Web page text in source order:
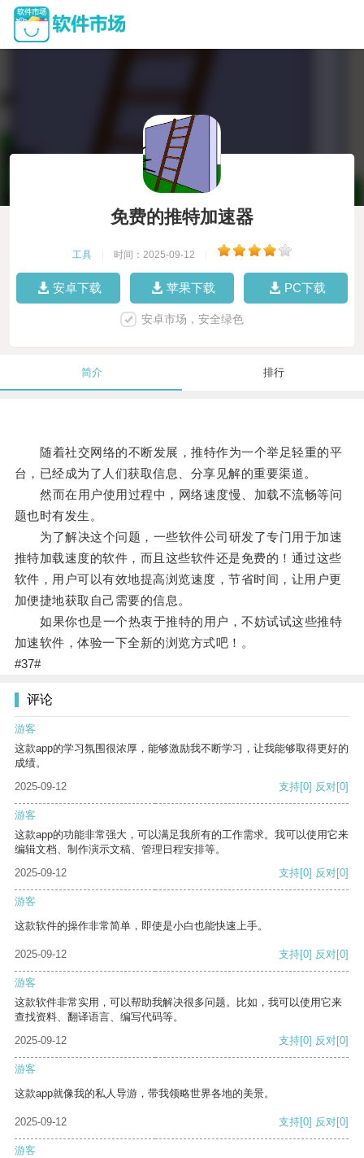
免费的推特加速器
工具 时间：2025-09-12
安卓下载 苹果下载 PC下载
安卓市场，安全绿色
简介 排行
随着社交网络的不断发展，推特作为一个举足轻重的平
台，已经成为了人们获取信息、分享见解的重要渠道。
然而在用户使用过程中，网络速度慢、加载不流畅等问
题也时有发生。
为了解决这个问题，一些软件公司研发了专门用于加速
推特加载速度的软件，而且这些软件还是免费的！通过这些
软件，用户可以有效地提高浏览速度，节省时间，让用户更
加便捷地获取自己需要的信息。
如果你也是一个热衷于推特的用户，不妨试试这些推特
加速软件，体验一下全新的浏览方式吧！。
#37#
评论
游客
这款app的学习氛围很浓厚，能够激励我不断学习，让我能够取得更好的
成绩。
2025-09-12
支持[0] 反对[0]
游客
这款app的功能非常强大，可以满足我所有的工作需求。我可以使用它来
编辑文档、制作演示文稿、管理日程安排等。
2025-09-12
支持[0] 反对[0]
游客
这款软件的操作非常简单，即使是小白也能快速上手。
2025-09-12 支持[0] 反对[0]
游客
这款软件非常实用，可以帮助我解决很多问题。比如，我可以使用它来
查找资料、翻译语言、编写代码等。
2025-09-12
支持[0] 反对[0]
游客
这款app就像我的私人导游，带我领略世界各地的美景。
2025-09-12 支持[0] 反对[0]
游客